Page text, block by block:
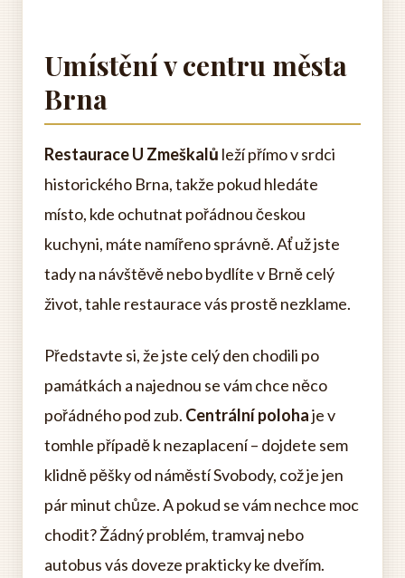
Umístění v centru města
Brna
Restaurace U Zmeškalů leží přímo v srdci
historického Brna, takže pokud hledáte
místo, kde ochutnat pořádnou českou
kuchyni, máte namířeno správně. Ať už jste
tady na návštěvě nebo bydlíte v Brně celý
život, tahle restaurace vás prostě nezklame.
Představte si, že jste celý den chodili po
památkách a najednou se vám chce něco
pořádného pod zub. Centrální polohaje v
tomhle případě k nezaplacení – dojdete sem
klidně pěšky od náměstí Svobody, což je jen
pár minut chůze. A pokud se vám nechce moc
chodit? Žádný problém, tramvaj nebo
autobus vás doveze prakticky ke dveřím.